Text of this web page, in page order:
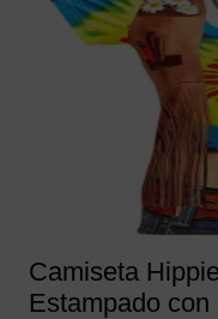
Camiseta
Estampado